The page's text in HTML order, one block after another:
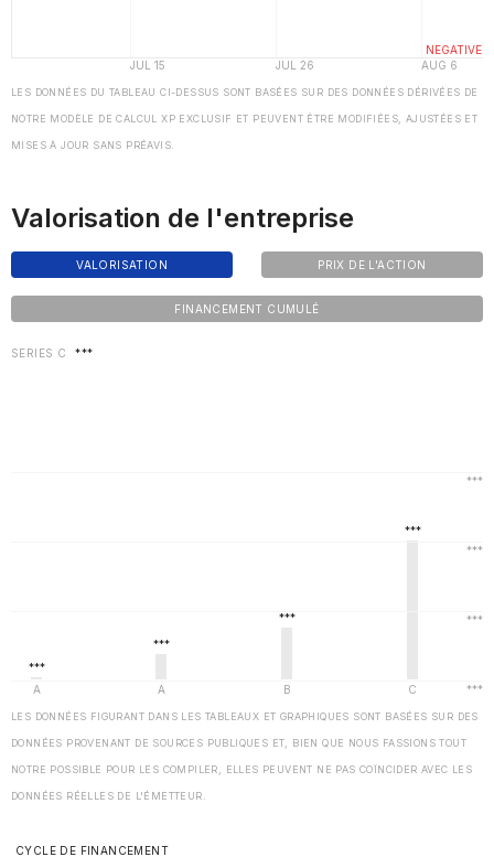
LES DONNÉES DU TABLEAU CI-DESSUS SONT BASÉES SUR DES DONNÉES DÉRIVÉES DE
NOTRE MODÈLE DE CALCUL XP EXCLUSIF ET PEUVENT ÊTRE MODIFIÉES, AJUSTÉES ET
MISES À JOUR SANS PRÉAVIS.
Valorisation de l'entreprise
VALORISATION PRIX DE L'ACTION
FINANCEMENT CUMULÉ
SERIES C ***
LES DONNÉES FIGURANT DANS LES TABLEAUX ET GRAPHIQUES SONT BASÉES SUR DES
DONNÉES PROVENANT DE SOURCES PUBLIQUES ET, BIEN QUE NOUS FASSIONS TOUT
NOTRE POSSIBLE POUR LES COMPILER, ELLES PEUVENT NE PAS COÏNCIDER AVEC LES
DONNÉES RÉELLES DE L'ÉMETTEUR.
CYCLE DE FINANCEMENT